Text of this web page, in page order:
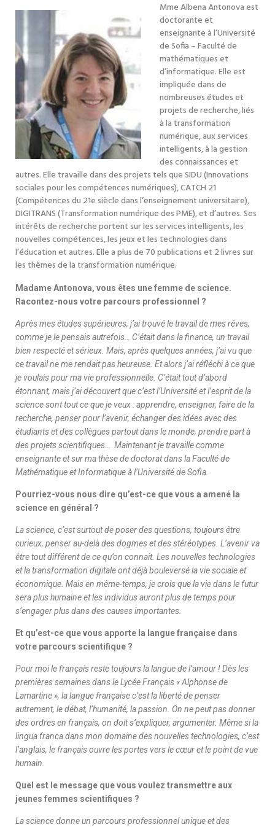
Mme Albena Antonova est
doctorante et
enseignante à l’Université
de Sofia – Faculté de
mathématiques et
d’informatique.Elle est
impliquée dans de
nombreuses études et
projets de recherche, liés
à la transformation
numérique, aux services
intelligents, à la gestion
des connaissances et
autres.Elle travaille dans des projets tels que SIDU (Innovations
sociales pour les compétences numériques), CATCH 21
(Compétences du 21e siècle dans l’enseignement universitaire),
DIGITRANS (Transformation numérique des PME), et d’autres.Ses
intérêts de recherche portent sur les services intelligents, les
nouvelles compétences, les jeux et les technologies dans
l’éducation et autres.Elle a plus de 70 publications et 2 livres sur
les thèmes de la transformation numérique.
Madame Antonova, vous êtes une femme de science.
Racontez-nous votre parcours professionnel ?
Après mes études supérieures, j’ai trouvé le travail de mes rêves,
comme je le pensais autrefois… C’était dans la finance, un travail
bien respecté et sérieux. Mais, après quelques années, j’ai vu que
ce travail ne me rendait pas heureuse. Et alors j’ai réfléchi à ce que
je voulais pour ma vie professionnelle. C’était tout d’abord
étonnant, mais j’ai découvert que c’est l’Université et l’esprit de la
science sont tout ce que je veux : apprendre, enseigner, faire de la
recherche, penser pour l’avenir, échanger des idées avec des
étudiants et des collègues partout dans le monde, prendre part à
des projets scientifiques… Maintenant je travaille comme
enseignante et sur ma thèse de doctorat dans la Faculté de
Mathématique et Informatique à l’Université de Sofia.
Pourriez-vous nous dire qu’est-ce que vous a amené la
science en général ?
La science, c’est surtout de poser des questions, toujours être
curieux, penser au-delà des dogmes et des stéréotypes. L’avenir va
être tout différent de ce qu’on connait. Les nouvelles technologies
et la transformation digitale ont déjà bouleversé la vie sociale et
économique. Mais en même-temps, je crois que la vie dans le futur
sera plus humaine et les individus auront plus de temps pour
s’engager plus dans des causes importantes.
Et qu’est-ce que vous apporte la langue française dans
votre parcours scientifique ?
Pour moi le français reste toujours la langue de l’amour ! Dès les
premières semaines dans le Lycée Français « Alphonse de
Lamartine », la langue française c’est la liberté de penser
autrement, le débat, l’humanité, la passion. On ne peut pas donner
des ordres en français, on doit s’expliquer, argumenter. Même si la
lingua franca dans mon domaine des nouvelles technologies, c’est
l’anglais, le français ouvre les portes vers le cœur et le point de vue
humain.
Quel est le message que vous voulez transmettre aux
jeunes femmes scientifiques ?
La science donne un parcours professionnel unique et des